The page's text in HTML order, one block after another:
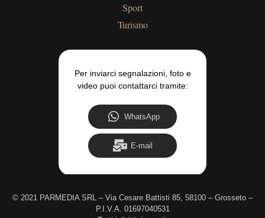
Sport
Turismo
Per inviarci segnalazioni, foto e
video puoi contattarci tramite:
WhatsApp
E-mail
© 2021 PARMEDIA SRL – Via Cesare Battisti 85, 58100 – Grosseto –
P.I.V.A. 01697040531